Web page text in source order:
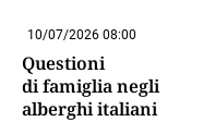
10/07/2026 08:00
Questioni
di famiglia negli
alberghi italiani